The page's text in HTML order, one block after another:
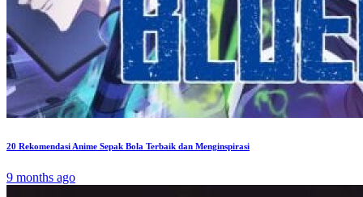
20 Rekomendasi Anime Sepak Bola Terbaik dan Menginspirasi
9 months ago